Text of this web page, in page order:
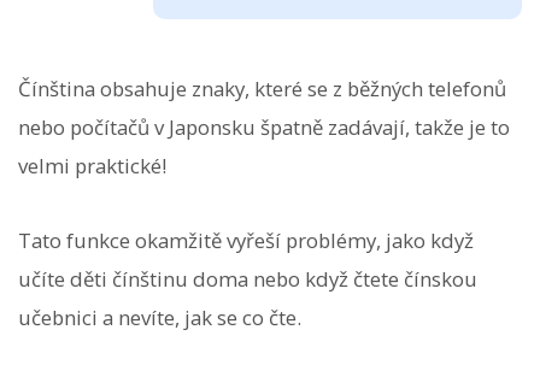
Čínština obsahuje znaky, které se z běžných telefonů
nebo počítačů v Japonsku špatně zadávají, takže je to
velmi praktické!
Tato funkce okamžitě vyřeší problémy, jako když
učíte děti čínštinu doma nebo když čtete čínskou
učebnici a nevíte, jak se co čte.